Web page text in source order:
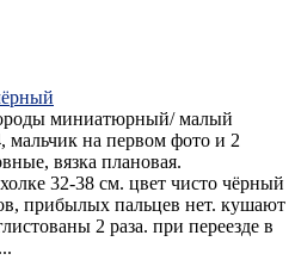
миниатюрный/ малый
мальчик на первом фото и 2
вязка плановая.
32-38 см. цвет чисто чёрный
прибылых пальцев нет. кушают
2 раза. при переезде в